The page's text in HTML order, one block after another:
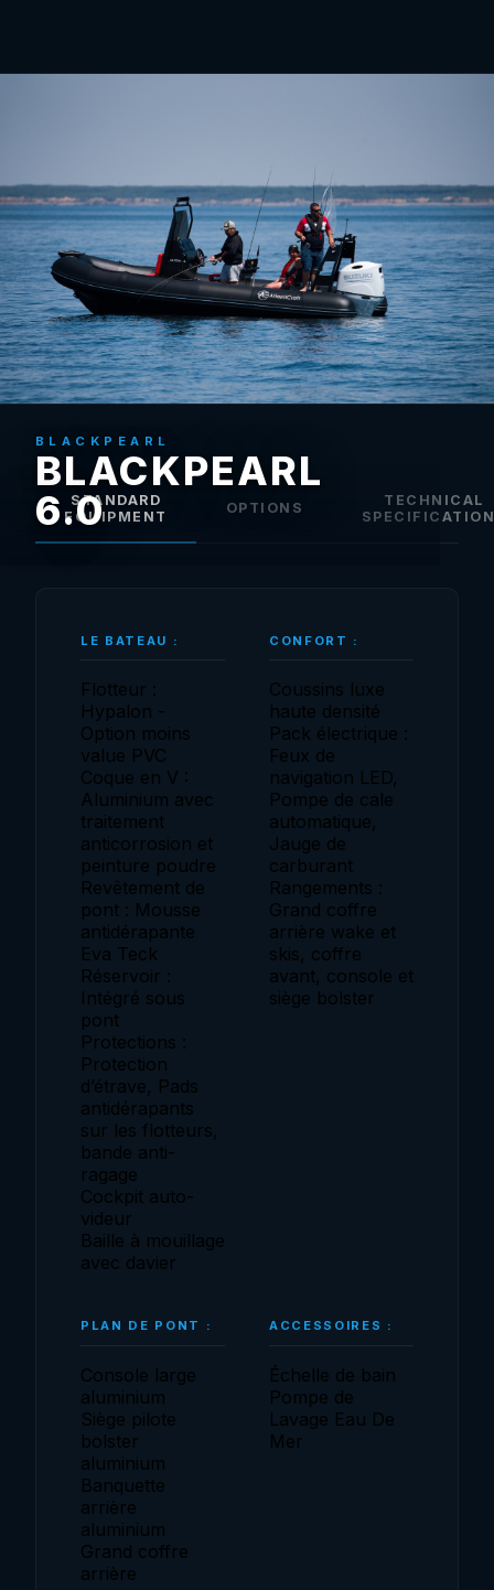
BLACKPEARL
BLACKPEARL
6.0STANDARD
EQUIPMENT
OPTIONS
TECHNICAL
LE BATEAU :
Flotteur :
Hypalon -
Option moins
value PVC
Coque en V :
Aluminium avec
traitement
anticorrosion et
peinture poudre
Revêtement de
pont : Mousse
antidérapante
Eva Teck
Réservoir :
Intégré sous
pont
Protections :
Protection
d’étrave, Pads
antidérapants
sur les flotteurs,
bande anti-
ragage
Cockpit auto-
videur
Baille à mouillage
avec davier
CONFORT :
Coussins luxe
haute densité
Pack électrique :
Feux de
navigation LED,
Pompe de cale
automatique,
Jauge de
carburant
Rangements :
Grand coffre
arrière wake et
skis, coffre
avant, console et
siège bolster
PLAN DE PONT :
Console large
aluminium
Siège pilote
bolster
aluminium
Banquette
arrière
aluminium
Grand coffre
arrière
ACCESSOIRES :
Échelle de bain
Pompe de
Lavage Eau De
Mer